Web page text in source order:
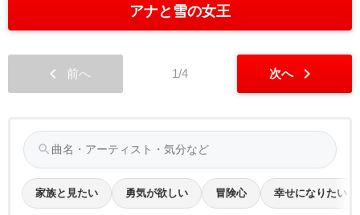
アナと雪の女王
chevron_left 前へ 1/4 次へ chevron_right
search
家族と見たい 勇気が欲しい 冒険心 幸せになりたい